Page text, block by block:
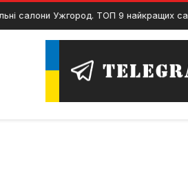
салони Ужгород. ТОП 9 найкращих салонів